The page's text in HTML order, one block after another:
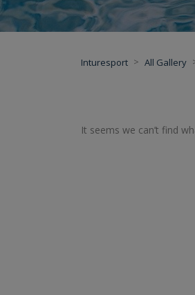
Inturesport > All Gallery
It seems we can’t find